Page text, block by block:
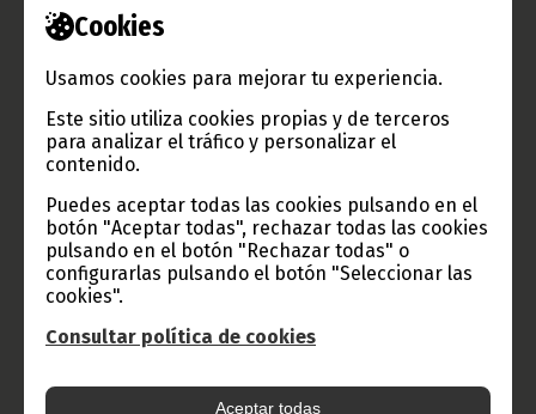
Cookies
Usamos cookies para mejorar tu experiencia.
Este sitio utiliza cookies propias y de terceros
para analizar el tráfico y personalizar el
contenido.
Puedes aceptar todas las cookies pulsando en el
botón "Aceptar todas", rechazar todas las cookies
pulsando en el botón "Rechazar todas" o
configurarlas pulsando el botón "Seleccionar las
cookies".
Consultar política de cookies
Aceptar todas
Información de Guinea Ecuatorial
Radio Nacional de Guinea
Ecuatorial